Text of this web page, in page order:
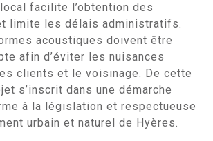
facilite l’obtention des
limite les délais administratifs.
acoustiques doivent être
afin d’éviter les nuisances
clients et le voisinage. De cette
s’inscrit dans une démarche
à la législation et respectueuse
urbain et naturel de Hyères.